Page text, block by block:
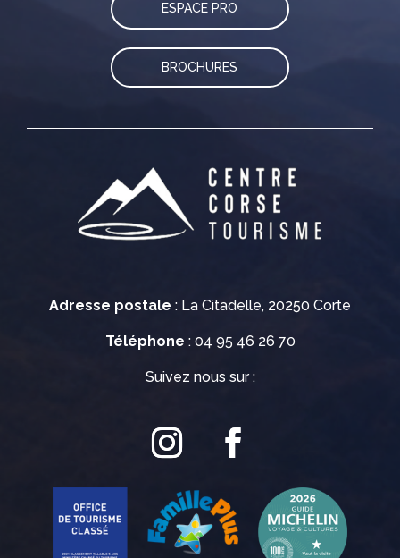
Adresse postale : La Citadelle, 20250 Corte
Téléphone : 04 95 46 26 70
Suivez nous sur :
ESPACE PRO
BROCHURES